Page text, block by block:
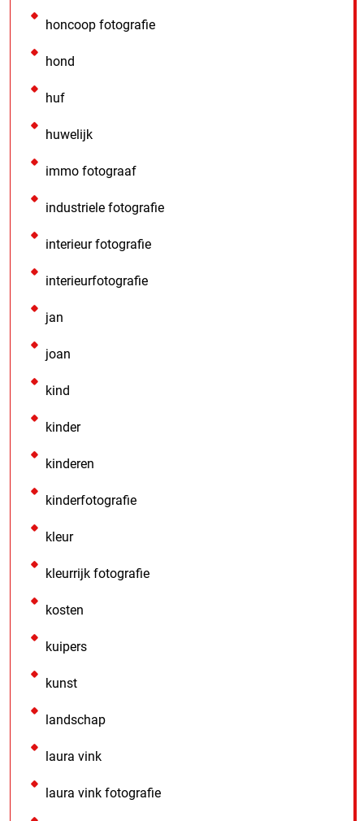
honcoop fotografie
hond
huf
huwelijk
immo fotograaf
industriele fotografie
interieur fotografie
interieurfotografie
jan
joan
kind
kinder
kinderen
kinderfotografie
kleur
kleurrijk fotografie
kosten
kuipers
kunst
landschap
laura vink
laura vink fotografie